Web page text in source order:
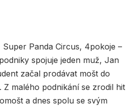
Panda Circus, 4pokoje –
spojuje jeden muž, Jan
začal prodávat mošt do
Z malého podnikání se zrodil hit
a dnes spolu se svým